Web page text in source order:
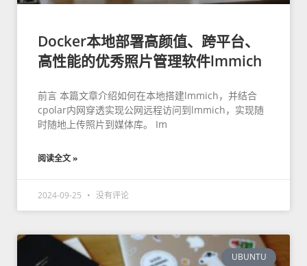
Docker本地部署高颜值、跨平台、
高性能的优秀照片管理软件lmmich
前言 本篇文章介绍如何在本地搭建lmmich，并结合
cpolar内网穿透实现公网远程访问到lmmich，实现随
时随地上传照片到媒体库。 Im
阅读全文 »
2024-09-25 没有评论
UBUNTU